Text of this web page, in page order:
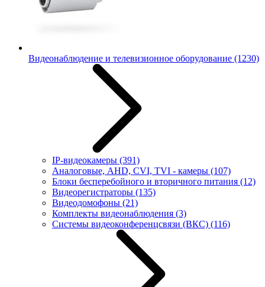
Видеонаблюдение и телевизионное оборудование (1230)
IP-видеокамеры (391)
Аналоговые, AHD, CVI, TVI - камеры (107)
Блоки бесперебойного и вторичного питания (12)
Видеорегистраторы (135)
Видеодомофоны (21)
Комплекты видеонаблюдения (3)
Системы видеоконференцсвязи (ВКС) (116)